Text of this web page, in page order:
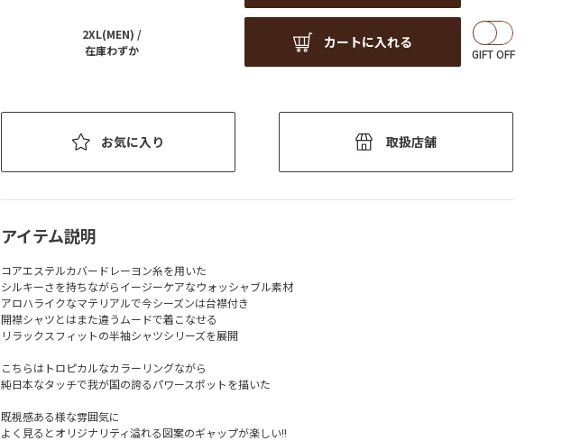
2XL(MEN) /
在庫わずか
カートに入れる
お気に入り 取扱店舗
アイテム説明
コアエステルカバードレーヨン糸を用いた
シルキーさを持ちながらイージーケアなウォッシャブル素材
アロハライクなマテリアルで今シーズンは台襟付き
開襟シャツとはまた違うムードで着こなせる
リラックスフィットの半袖シャツシリーズを展開
こちらはトロピカルなカラーリングながら
純日本なタッチで我が国の誇るパワースポットを描いた
既視感ある様な雰囲気に
よく見るとオリジナリティ溢れる図案のギャップが楽しい!!